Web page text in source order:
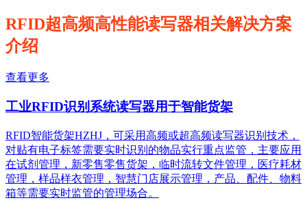
RFID超高频高性能读写器相关解决方案
介绍
查看更多
工业RFID识别系统读写器用于智能货架
RFID智能货架HZHJ，可采用高频或超高频读写器识别技术，
对贴有电子标签需要实时识别的物品实行重点监管，主要应用
在试剂管理，新零售零售货架，临时流转文件管理，医疗耗材
管理，样品样衣管理，智慧门店展示管理，产品、配件、物料
箱等需要实时监管的管理场合。